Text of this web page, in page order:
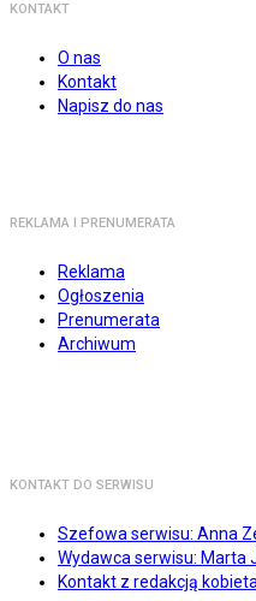
KONTAKT
O nas
Kontakt
Napisz do nas
REKLAMA I PRENUMERATA
Reklama
Ogłoszenia
Prenumerata
Archiwum
KONTAKT DO SERWISU
Szefowa serwisu: Anna
Wydawca serwisu: Marta
Kontakt z redakcją